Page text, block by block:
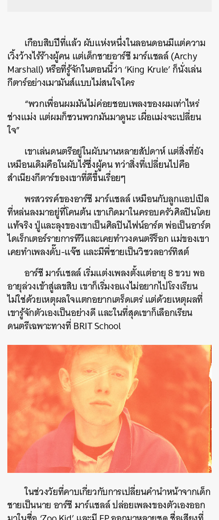
เกือบสิบปีที่แล้ว ผับแห่งหนึ่งในลอนดอนมีแต่ความ
เวิ้งว้างไร้ร้างผู้คน แต่เด็กชายอาร์ชี มาร์แชลล์ (Archy
Marshall) หรือที่รู้จักในตอนนี้ว่า ‘King Krule’ ก็นั่งเล่น
กีตาร์อย่างเมามันส์แบบไม่สนใจใคร
“พวกเพื่อนผมมันไม่ค่อยชอบเพลงของผมเท่าไหร่
ช่างแม่ง แต่ผมก็ชวนพวกมันมาดูนะ เผื่อแม่งจะเปลี่ยน
ใจ”
เขาเล่นดนตรีอยู่ในผับนานหลายสัปดาห์ แต่สิ่งที่ยัง
เหมือนเดิมคือในผับไร้ซึ่งผู้คน ทว่าสิ่งที่เปลี่ยนไปคือ
สำเนียงกีตาร์ของเขาที่ดีขึ้นเรื่อยๆ
พรสวรรค์ของอาร์ชี มาร์แชลล์ เหมือนกับลูกแอปเปิล
ที่หล่นลงมาอยู่ที่โคนต้น เขาเกิดมาในครอบครัวศิลปินโดย
แท้จริง ปู่และลุงของเขาเป็นศิลปินไฟน์อาร์ต พ่อเป็นอาร์ต
ไดเร็กเตอร์รายการทีวีและเคยทำวงดนตรีร็อก แม่ของเขา
เคยทำเพลงดั๊บ-แจ๊ซ และมีพี่ชายเป็นวิชวลอาร์ทิสต์
อาร์ชี มาร์แชลล์ เริ่มแต่งเพลงตั้งแต่อายุ 8 ขวบ พอ
อายุล่วงเข้าสู่เลขสิบ เขาก็เริ่มงอแงไม่อยากไปโรงเรียน
ไม่ใช่ด้วยเหตุผลใจแตกอยากเตร็ดเตร่ แต่ด้วยเหตุผลที่
เขารู้จักตัวเองเป็นอย่างดี และในที่สุดเขาก็เลือกเรียน
ดนตรีเฉพาะทางที่ BRIT School
ในช่วงวัยที่คาบเกี่ยวกับการเปลี่ยนคำนำหน้าจากเด็ก
ชายเป็นนาย อาร์ชี มาร์แชลล์ ปล่อยเพลงของตัวเองออก